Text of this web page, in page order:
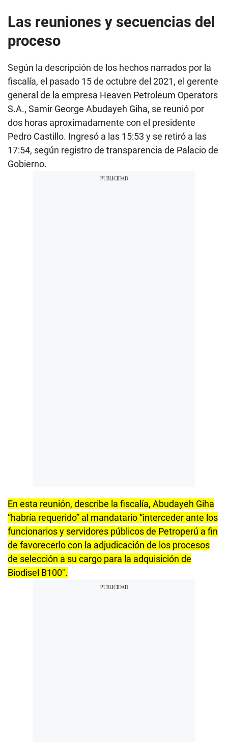
Las reuniones y secuencias del
proceso
Según la descripción de los hechos narrados por la
fiscalía, el pasado 15 de octubre del 2021, el gerente
general de la empresa Heaven Petroleum Operators
S.A., Samir George Abudayeh Giha, se reunió por
dos horas aproximadamente con el presidente
Pedro Castillo. Ingresó a las 15:53 y se retiró a las
17:54, según registro de transparencia de Palacio de
Gobierno.
En esta reunión, describe la fiscalía, Abudayeh Giha
“habría requerido” al mandatario “interceder ante los
funcionarios y servidores públicos de Petroperú a fin
de favorecerlo con la adjudicación de los procesos
de selección a su cargo para la adquisición de
Biodisel B100″.